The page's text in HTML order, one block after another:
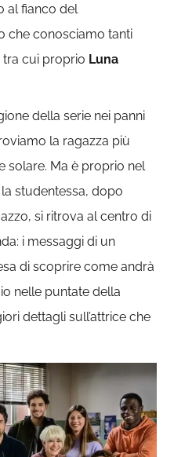
al fianco del
che conosciamo tanti
tra cui proprio Luna
della serie nei panni
la ragazza più
solare. Ma è proprio nel
studentessa, dopo
si ritrova al centro di
i messaggi di un
di scoprire come andrà
nelle puntate della
dettagli sull’attrice che